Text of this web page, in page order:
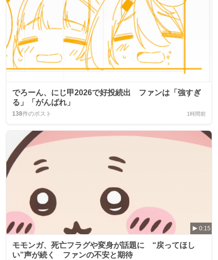
でろーん、にじ甲2026で好投続出 ファンは「強すぎ
る」「がんばれ」
138件のポスト 1時間前
0:15
モモンガ、死亡フラグや変身が話題に “戻ってほし
い”声が続く ファンの不安と期待